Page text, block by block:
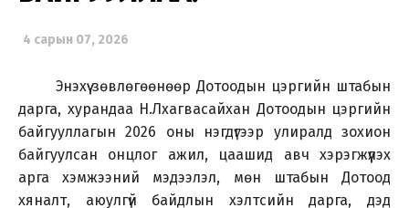
4 сарын 07, 2026
Энэхүү зөвлөгөөнөөр Дотоодын цэргийн штабын
дарга, хурандаа Н.Лхагвасайхан Дотоодын цэргийн
байгууллагын 2026 оны нэгдүгээр улиралд зохион
байгуулсан онцлог ажил, цаашид авч хэрэгжүүлэх
арга хэмжээний мэдээлэл, мөн штабын Дотоод
хяналт, аюулгүй байдлын хэлтсийн дарга, дэд